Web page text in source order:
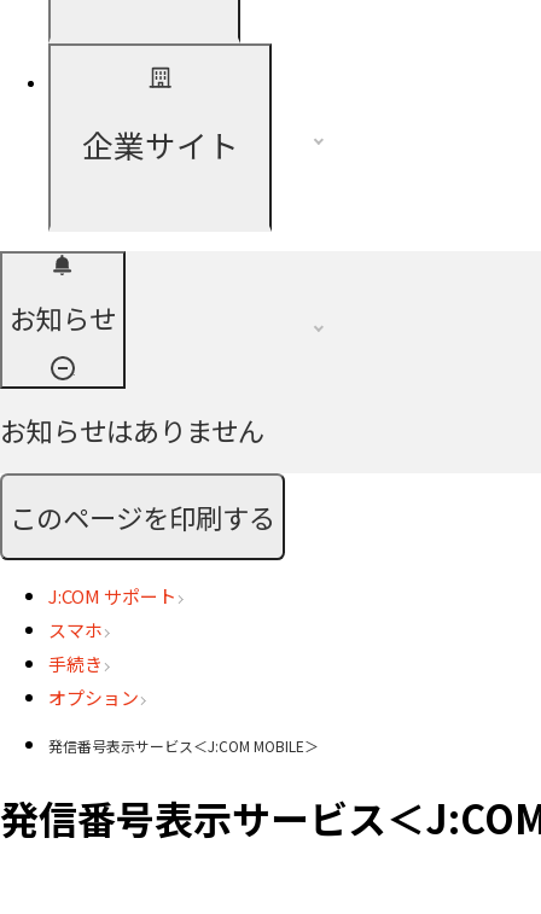
企業サイト
お知らせ
お知らせはありません
このページを印刷する
J:COM サポート
スマホ
手続き
オプション
発信番号表示サービス＜J:COM MOBILE＞
発信番号表示サービス＜